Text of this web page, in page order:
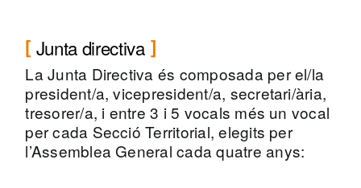
Junta directiva
La Junta Directiva és composada per el/la
president/a, vicepresident/a, secretari/ària,
tresorer/a, i entre 3 i 5 vocals més un vocal
per cada Secció Territorial, elegits per
l’Assemblea General cada quatre anys: